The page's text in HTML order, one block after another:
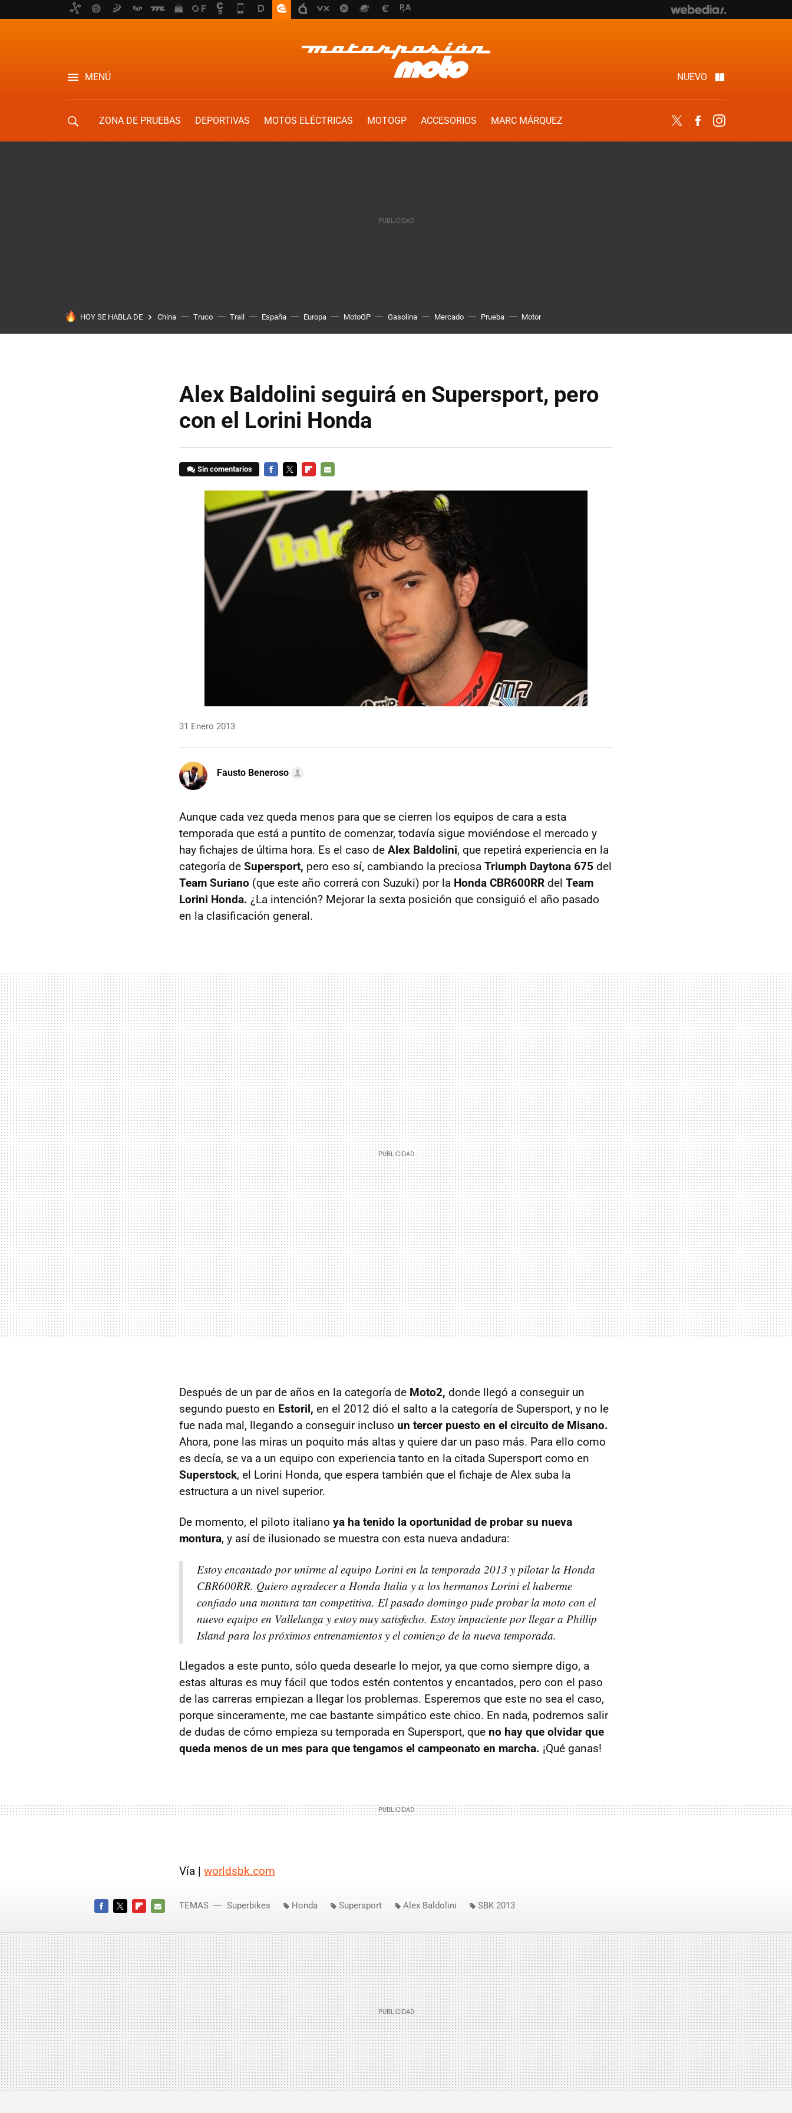
MENÚ NUEVO
ZONA DE PRUEBAS DEPORTIVAS MOTOS ELÉCTRICAS MOTOGP ACCESORIOS
MARC MÁRQUEZ
Twitter Facebook
HOY SE HABLA DE China Truco Trail España Europa MotoGP Gasolina Mercado Prueba Motor
Alex Baldolini seguirá en Supersport, pero
con el Lorini Honda
Sin comentarios
MAIL
31 Enero 2013
Fausto Beneroso
Aunque cada vez queda menos para que se cierren los equipos de cara a esta
temporada que está a puntito de comenzar, todavía sigue moviéndose el mercado y
hay fichajes de última hora. Es el caso de Alex Baldolini, que repetirá experiencia en la
categoría de Supersport, pero eso sí, cambiando la preciosa Triumph Daytona 675 del
Team Suriano (que este año correrá con Suzuki) por la Honda CBR600RR del Team
Lorini Honda. ¿La intención? Mejorar la sexta posición que consiguió el año pasado
en la clasificación general.
Después de un par de años en la categoría de Moto2, donde llegó a conseguir un
segundo puesto en Estoril, en el 2012 dió el salto a la categoría de Supersport, y no le
fue nada mal, llegando a conseguir incluso un tercer puesto en el circuito de Misano.
Ahora, pone las miras un poquito más altas y quiere dar un paso más. Para ello como
es decía, se va a un equipo con experiencia tanto en la citada Supersport como en
Superstock, el Lorini Honda, que espera también que el fichaje de Alex suba la
estructura a un nivel superior.
De momento, el piloto italiano ya ha tenido la oportunidad de probar su nueva
montura, y así de ilusionado se muestra con esta nueva andadura:
Estoy encantado por unirme al equipo Lorini en la temporada 2013 y pilotar la Honda
CBR600RR. Quiero agradecer a Honda Italia y a los hermanos Lorini el haberme
confiado una montura tan competitiva. El pasado domingo pude probar la moto con el
nuevo equipo en Vallelunga y estoy muy satisfecho. Estoy impaciente por llegar a Phillip
Island para los próximos entrenamientos y el comienzo de la nueva temporada.
Llegados a este punto, sólo queda desearle lo mejor, ya que como siempre digo, a
estas alturas es muy fácil que todos estén contentos y encantados, pero con el paso
de las carreras empiezan a llegar los problemas. Esperemos que este no sea el caso,
porque sinceramente, me cae bastante simpático este chico. En nada, podremos salir
de dudas de cómo empieza su temporada en Supersport, que no hay que olvidar que
queda menos de un mes para que tengamos el campeonato en marcha. ¡Qué ganas!
Vía | worldsbk.com
MAIL
TEMAS Superbikes Honda Supersport Alex Baldolini SBK 2013